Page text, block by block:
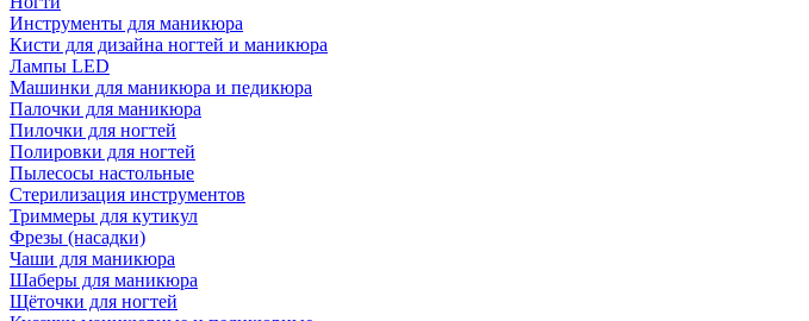
Инструменты для маникюра
Кисти для дизайна ногтей и маникюра
Лампы LED
Машинки для маникюра и педикюра
Палочки для маникюра
Пилочки для ногтей
Полировки для ногтей
Пылесосы настольные
Стерилизация инструментов
Триммеры для кутикул
Фрезы (насадки)
Чаши для маникюра
Шаберы для маникюра
Щёточки для ногтей